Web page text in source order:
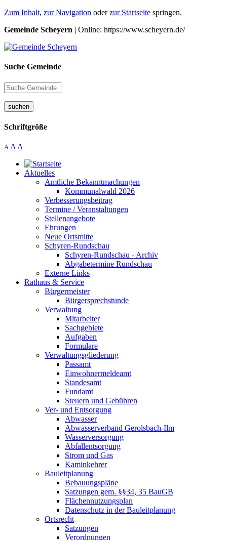
Zum Inhalt, zur Navigation oderzur Startseite springen.
Gemeinde Scheyern | Online: https://www.scheyern.de/
Suche Gemeinde
suchen
Schriftgröße
A A A
Aktuelles
Amtliche Bekanntmachungen
Kommunalwahl 2026
Verbesserungsbeitrag
Termine / Veranstaltungen
Stellenangebote
Ehrungen
Neue Ortsmitte
Schyren-Rundschau
Schyren-Rundschau - Archiv
Abgabetermine Rundschau
Externe Links
Rathaus & Service
Bürgermeister
Bürgersprechstunde
Verwaltung
Mitarbeiter
Sachgebiete
Aufgaben
Formulare
Verwaltungsgliederung
Passamt
Einwohnermeldeamt
Standesamt
Fundamt
Steuern und Gebühren
Ver- und Entsorgung
Abwasser
Abwasserverband Gerolsbach-Ilm
Wasserversorgung
Abfallentsorgung
Strom und Gas
Kaminkehrer
Bauleitplanung
Bebauungspläne
Satzungen gem. §§34, 35 BauGB
Flächennutzungsplan
Datenschutz in der Bauleitplanung
Ortsrecht
Satzungen
Verordnungen